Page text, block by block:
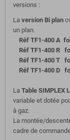
versions :
La version Bi plan
un plan.
Réf TF1-400 A
Réf TF1-400 R
Réf TF1-400 T
Réf TF1-400 D
La Table SIMPLEX
variable et dotée
à gaz.
La montée/
cadre de